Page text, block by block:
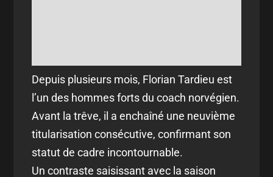
Depuis plusieurs mois, Florian Tardieu est
l’un des hommes forts du coach norvégien.
Avant la trêve, il a enchaîné une neuvième
titularisation consécutive, confirmant son
statut de cadre incontournable.
Un contraste saisissant avec la saison